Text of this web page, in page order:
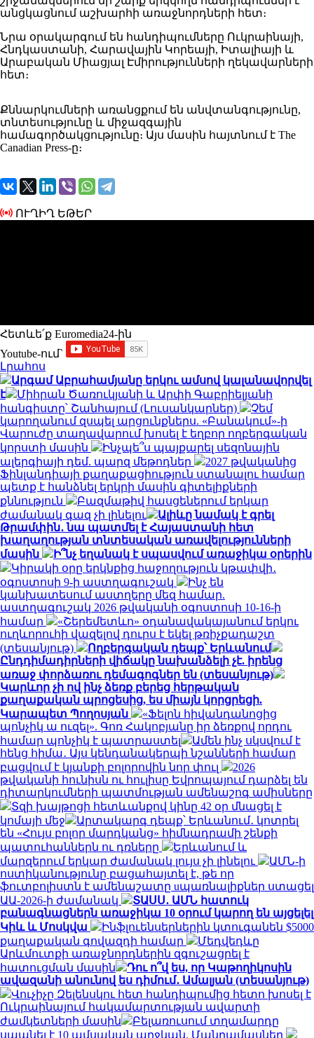
անցկացնում աշխարհի առաջնորդների հետ։
Նրա օրակարգում են հանդիպումները Ուկրաինայի,
Հնդկաստանի, Հարավային Կորեայի, Իտալիայի և
Արաբական Միացյալ Էմիրությունների ղեկավարների
հետ։
Քննարկումների առանցքում են անվտանգությունը,
տնտեսությունը և միջազգային
համագործակցությունը։ Այս մասին հայտնում է The
Canadian Press-ը։
ՈՒՂԻՂ ԵԹԵՐ
Հետևե՛ք Euromedia24-ին
Youtube-ում`
Լրահոս
Արգամ Աբրահամյանը երկու ամսով կալանավորվել
է
Միհրան Ծառուկյանի և Արփի Գաբրիելյանի
հանգիստը՝ Շանհայում (Լուսանկարներ)
Չեմ
կարողանում զսպել արցունքներս. «Բանակում»-ի
Վարուժը տաղավարում խոսել է եղբոր ողբերգական
կորստի մասին
Ինչպե՞ս պայքարել սեզոնային
ալերգիայի դեմ. պարզ մեթոդներ
2027 թվականից
Ֆինլանդիայի քաղաքացիություն ստանալու համար
պետք է հանձնել երկրի մասին գիտելիքների
քննություն
Բազմաթիվ հասցեներում երկար
ժամանակ գազ չի լինելու
Ալիևը նամակ է գրել
Թրամփին․ նա պատմել է Հայաստանի հետ
խաղաղության տնտեսական առավելությունների
մասին
Ի՞նչ եղանակ է սպասվում առաջիկա օրերին
Կիրակի օրը երկնքից հաջողություն կթափվի․
օգոստոսի 9-ի աստղագուշակ
Ինչ են
կանխատեսում աստղերը մեզ համար.
աստղագուշակ 2026 թվականի օգոստոսի 10-16-ի
համար
«Շերեմետևո» օդանավակայանում երկու
ուղևորուհի վազելով դուրս է եկել թռիչքադաշտ
(տեսանյութ)
Ողբերգական դեպք՝ Երևանում
Ընդդիմադիրների վիճակը նախանձելի չէ. իրենց
առաջ փորձառու դեմագոգներ են (տեսանյութ)
Կարևոր չի ով ինչ ձեռք բերեց հերթական
քաղաքական պրոցեսից, ես միայն կորցրեցի.
Կարապետ Պողոսյան
«Ֆելոն հիվանդանոցից
պոնչիկ ա ուզել». Գոռ Հակոբյանը իր ձեռքով որդու
համար պոնչիկ է պատրաստել
Ամեն ինչ սկսվում է
հենց հիմա․ Այս կենդանակերպի նշանների համար
բացվում է կյանքի բոլորովին նոր փուլ
2026
թվականի հունիսն ու հուլիսը Եվրոպայում դարձել են
դիտարկումների պատմության ամենաշոգ ամիսները
Տզի խայթոցի հետևանքով կինը 42 օր մնացել է
կոմայի մեջ
Արտակարգ դեպք՝ Երևանում․ կոտրել
են «Հույս բոլոր մարդկանց» հիմնադրամի շենքի
պատուհաններն ու դռները
Երևանում և
մարզերում երկար ժամանակ լույս չի լինելու
ԱՄՆ-ի
ոստիկանությունը բացահայտել է, թե որ
ֆուտբոլիստն է ամենաշատը uպառնալիքներ ստացել
ԱԱ-2026-ի ժամանակ
ՏԱՍՍ․ ԱՄՆ հատուկ
բանագնացներն առաջիկա 10 օրում կարող են այցելել
Կիև և Մոսկվա
Ինֆլուենսերներին կտուգանեն $5000
քաղաքական գովազդի համար
Մեդվեդևը
Արևմուտքի առաջնորդներին զգուշացրել է
հատուցման մասին
Դու ո՞վ ես, որ Կաթողիկոսին
ավազանի անունով ես դիմում․ Ամալյան (տեսանյութ)
Վուչիչը Զելենսկու հետ հանդիպումից հետո խոսել է
Ուկրաինայում հակամարտության ավարտի
ժամկետների մասին
Բելառուսում տղամարդը
սպանել է 10 ամսական աղջկան. Մանրամասներ